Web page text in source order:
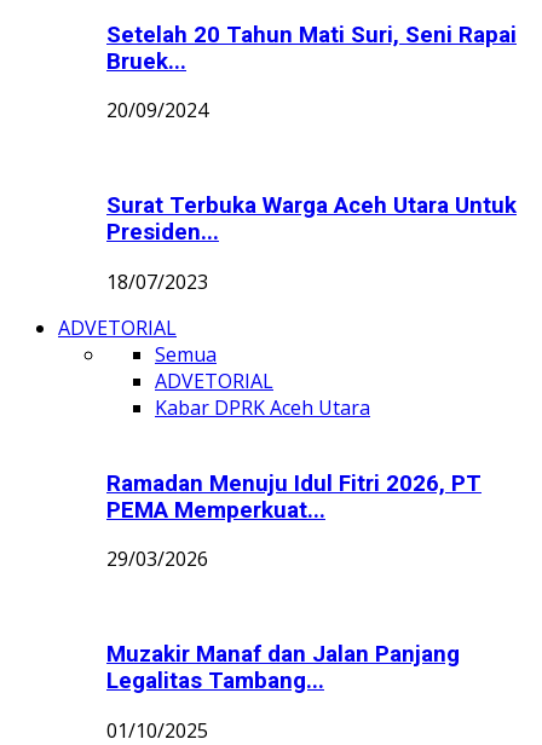
Setelah 20 Tahun Mati Suri, Seni Rapai
Bruek...
20/09/2024
Surat Terbuka Warga Aceh Utara Untuk
Presiden...
18/07/2023
ADVETORIAL
Semua
ADVETORIAL
Kabar DPRK Aceh Utara
Ramadan Menuju Idul Fitri 2026, PT
PEMA Memperkuat...
29/03/2026
Muzakir Manaf dan Jalan Panjang
Legalitas Tambang...
01/10/2025